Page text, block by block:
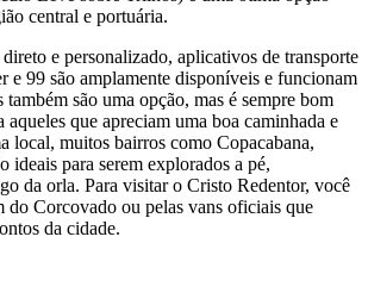
central e portuária.
direto e personalizado, aplicativos de transporte
e 99 são amplamente disponíveis e funcionam
são uma opção, mas é sempre bom
que apreciam uma boa caminhada e
local, muitos bairros como Copacabana,
ideais para serem explorados a pé,
da orla. Para visitar o Cristo Redentor, você
do Corcovado ou pelas vans oficiais que
da cidade.